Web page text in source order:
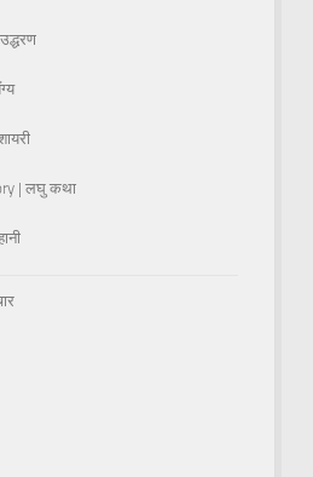
| लघु कथा